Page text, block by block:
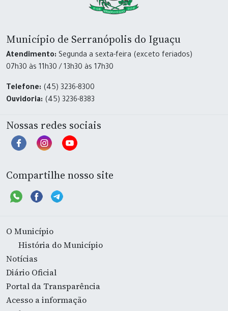
Município de Serranópolis do Iguaçu
Atendimento: Segunda a sexta-feira (exceto feriados)
07h30 às 11h30 / 13h30 às 17h30
Telefone: (45) 3236-8300
Ouvidoria: (45) 3236-8383
Nossas redes sociais
Compartilhe nosso site
O Município
História do Município
Notícias
Diário Oficial
Portal da Transparência
Acesso a informação